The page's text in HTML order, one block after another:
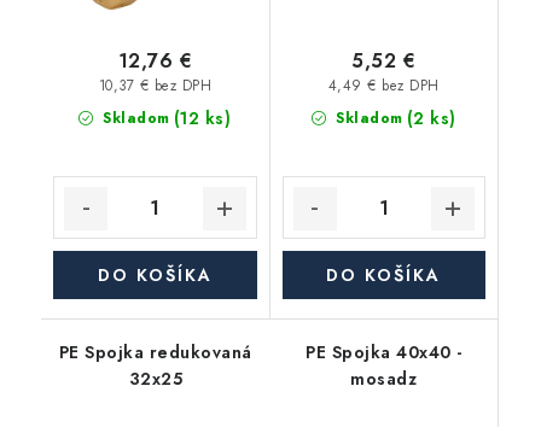
Skladom (12 ks)
10,37 € bez DPH
12,76 €
DO KOŠÍKA
Skladom (2 ks)
4,49 € bez DPH
5,52 €
DO KOŠÍKA
PE Spojka redukovaná
32x25
PE Spojka 40x40 -
mosadz